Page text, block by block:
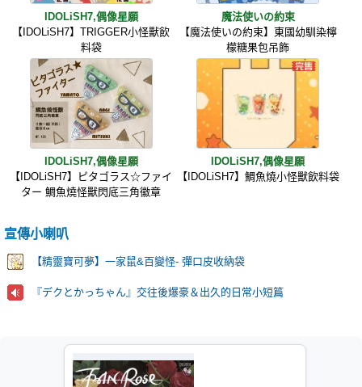
IDOLiSH7,偶像星願
【IDOLiSH7】TRIGGER小怪獸飲
料袋
魔法使いの約束
【魔法使いの約束】東國幼馴染檸
檬糖果包吊飾
IDOLiSH7,偶像星願
【IDOLiSH7】ピタゴラス☆ファイ
ター 鯛魚燒怪獸閃底三角徽章
IDOLiSH7,偶像星願
【IDOLiSH7】鯛魚燒小怪獸飲料袋
宣傳小喇叭
【精靈寶可夢】一家鼠&百變怪- 彈口皮收納袋
『デクとかっちゃん』交往後爆豪＆出久的日常小短篇